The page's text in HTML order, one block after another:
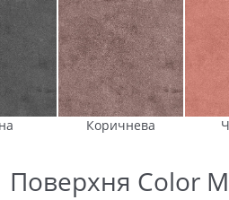
Коричнева
Поверхня Color